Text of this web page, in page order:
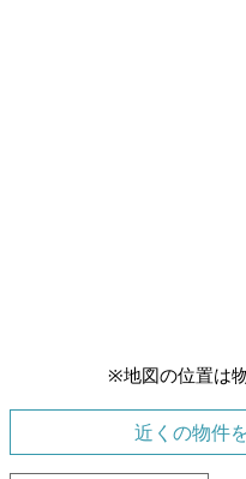
※地図の位置は
近くの物件